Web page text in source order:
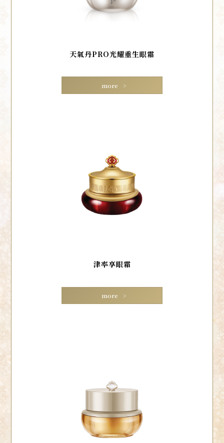
天氣丹PRO光耀重生眼霜
more
津率享眼霜
more